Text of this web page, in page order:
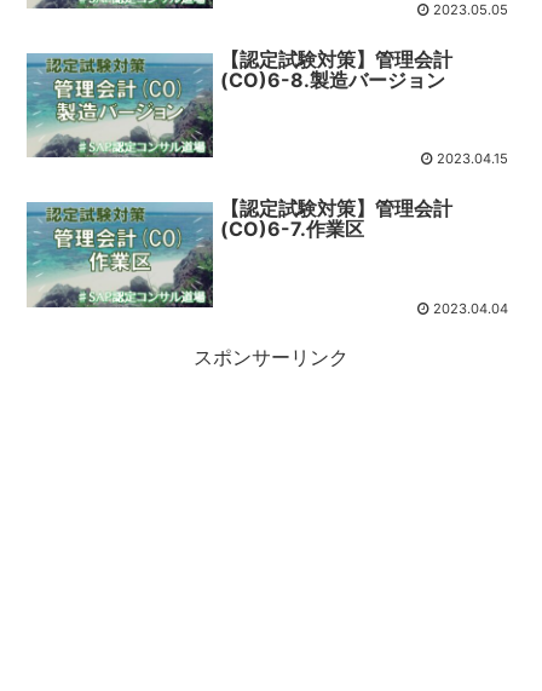
2023.05.05
【認定試験対策】管理会計
(CO)6-8.製造バージョン
2023.04.15
【認定試験対策】管理会計
(CO)6-7.作業区
2023.04.04
スポンサーリンク